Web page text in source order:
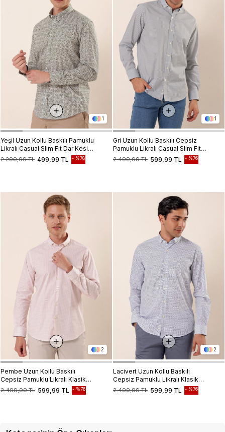
1
Yeşil Uzun Kollu Baskılı Pamuklu
Likralı Casual Slim Fit Dar Kesim
Gömlek 1004230134
499,99 TL
2.299,99 TL %78
1
Gri Uzun Kollu Baskılı Cepsiz
Pamuklu Likralı Casual Slim Fit
Dar Kesim Gömlek 1004230120
599,99 TL
2.499,99 TL %76
2
Pembe Uzun Kollu Baskılı
Cepsiz Pamuklu Likralı Klasik
Slim Fit Dar Kesim Gömlek
1004230115
599,99 TL
2.499,99 TL %76
2
Lacivert Uzun Kollu Baskılı
Cepsiz Pamuklu Likralı Klasik
Slim Fit Dar Kesim Gömlek
1004230115
599,99 TL
2.499,99 TL %76